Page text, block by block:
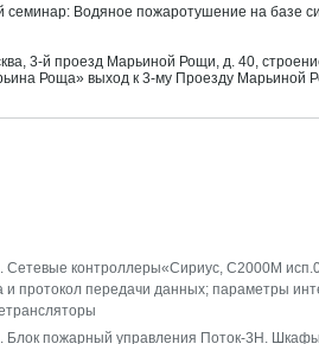
Водяное пожаротушение на базе
3-й проезд Марьиной Рощи, д. 40,
Роща» выход к 3-му Проезду Марьиной
Сетевые контроллеры«Сириус, С2000М
и протокол передачи данных; параметры
Блок пожарный управления Поток-3Н.